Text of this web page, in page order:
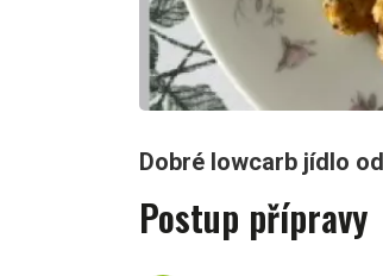
Dobré lowcarb jídlo
Postup přípravy